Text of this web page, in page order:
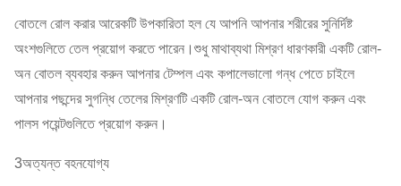
বোতলে রোল করার আরেকটি উপকারিতা হল যে আপনি আপনার শরীরের সুনির্দিষ্ট
অংশগুলিতে তেল প্রয়োগ করতে পারেন।শুধু মাথাব্যথা মিশ্রণ ধারণকারী একটি রোল-
অন বোতল ব্যবহার করুন আপনার টেম্পল এবং কপালেভালো গন্ধ পেতে চাইলে
আপনার পছন্দের সুগন্ধি তেলের মিশ্রণটি একটি রোল-অন বোতলে যোগ করুন এবং
পালস পয়েন্টগুলিতে প্রয়োগ করুন।
3অত্যন্ত বহনযোগ্য